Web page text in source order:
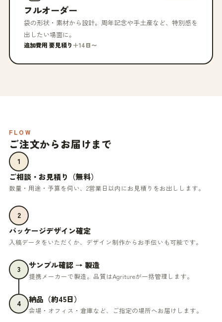
フルオーダー
袋の形状・素材から設計。周年記念や手土産など、特別感を
出したい場面に。
追加費用 要見積り ＋14日〜
FLOW
ご注文からお届けまで
1
ご相談・お見積り（無料）
数量・用途・予算を伺い、2営業日以内にお見積りをお出しします。
2
パッケージデザイン確定
入稿データをいただくか、デザイン制作からお手伝いも可能です。
3 サンプル確認 → 製造
提携メーカーで製造。品質はAgritureが一括管理します。
4 納品（約45日）
会場・オフィス・倉庫など、ご指定の場所へお届けします。